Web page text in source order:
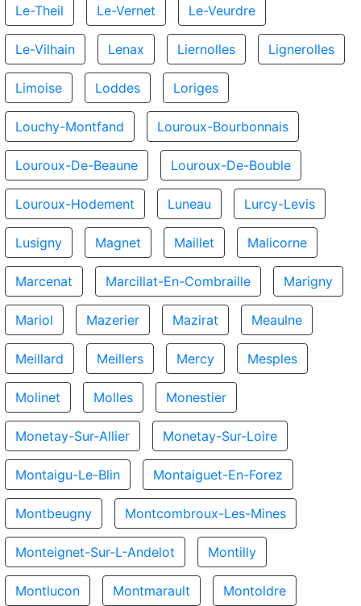
Le-Theil Le-Vernet Le-Veurdre
Le-Vilhain Lenax Liernolles Lignerolles
Limoise Loddes Loriges
Louchy-Montfand Louroux-Bourbonnais
Louroux-De-Beaune Louroux-De-Bouble
Louroux-Hodement Luneau Lurcy-Levis
Lusigny Magnet Maillet Malicorne
Marcenat Marcillat-En-Combraille Marigny
Mariol Mazerier Mazirat Meaulne
Meillard Meillers Mercy Mesples
Molinet Molles Monestier
Monetay-Sur-Allier Monetay-Sur-Loire
Montaigu-Le-Blin Montaiguet-En-Forez
Montbeugny Montcombroux-Les-Mines
Monteignet-Sur-L-Andelot Montilly
Montlucon Montmarault Montoldre